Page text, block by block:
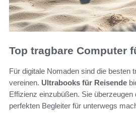
Top tragbare Computer
Für digitale Nomaden sind die besten
vereinen. Ultrabooks für Reisende
Effizienz einzubüßen. Sie
perfekten Begleiter für unterwegs